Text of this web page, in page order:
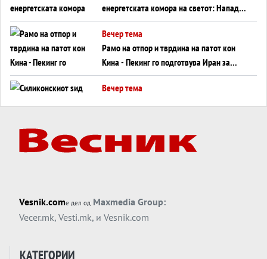
енергетската комора на светот: Нападот
во Суец најавува глобален енергетски
инфаркт?
Вечер тема
Рамо на отпор и тврдина на патот кон
Кина - Пекинг го подготвува Иран за
американска копнена инвазија
Вечер тема
Вечер тема
Трамп тврди дека повторно „разговара“
Вечер тема
ДЛАБОКО УДОЛУ: Сметководствените
трикови што го соборија ЕНРОН ги
Vesnik.comе дел од Maxmedia Group:
Vecer.mk, Vesti.mk, и Vesnik.com
КАТЕГОРИИ